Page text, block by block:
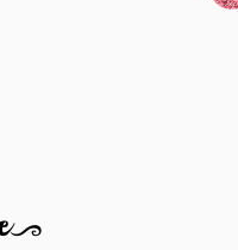
9